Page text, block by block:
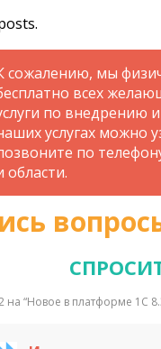
сожалению, мы
всех
по внедрению
услугах можно
по
области.
на “Новое в платформе 1С